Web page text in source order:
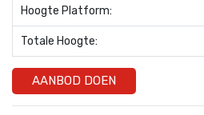
Hoogte Platform:
Totale Hoogte:
AANBOD DOEN